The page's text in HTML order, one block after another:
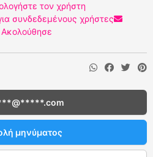
τον χρήστη
συνδεδεμένους χρήστες
Ακολούθησε
μηνύματος